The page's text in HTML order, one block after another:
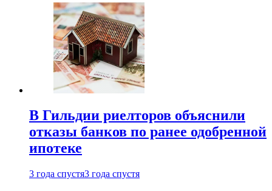
В Гильдии риелторов объяснили
отказы банков по ранее одобренной
ипотеке
3 года спустя3 года спустя